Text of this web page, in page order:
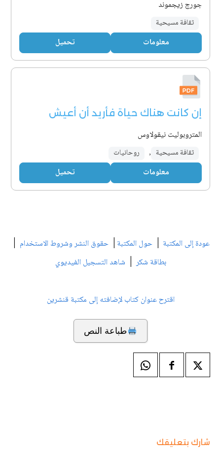
جورج زيجموند
ثقافة مسيحية
معلومات تحميل
إن كانت هناك حياة فأريد أن أعيش
المتروبوليت نيقولاوس
ثقافة مسيحية , روحانيات
معلومات تحميل
عودة إلى المكتبة | حول المكتبة | حقوق النشر وشروط الاستخدام |
بطاقة شكر| شاهد التسجيل الفيديوي
اقترح عنوان كتاب لإضافته إلى مكتبة قنشرين
طباعة النص
شارك بتعليقك